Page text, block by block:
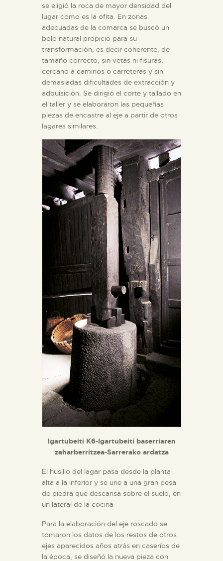
se eligió la roca de mayor densidad del
lugar como es la ofita. En zonas
adecuadas de la comarca se buscó un
bolo natural propicio para su
transformación, es decir coherente, de
tamaño correcto, sin vetas ni fisuras,
cercano a caminos o carreteras y sin
demasiadas dificultades de extracción y
adquisición. Se dirigió el corte y tallado en
el taller y se elaboraron las pequeñas
piezas de encastre al eje a partir de otros
lagares similares.
Igartubeiti K6-Igartubeiti baserriaren
zaharberritzea-Sarrerako ardatza
El husillo del lagar pasa desde la planta
alta a la inferior y se une a una gran pesa
de piedra que descansa sobre el suelo, en
un lateral de la cocina
Para la elaboración del eje roscado se
tomaron los datos de los restos de otros
ejes aparecidos años atrás en caseríos de
la época, se diseñó la nueva pieza con